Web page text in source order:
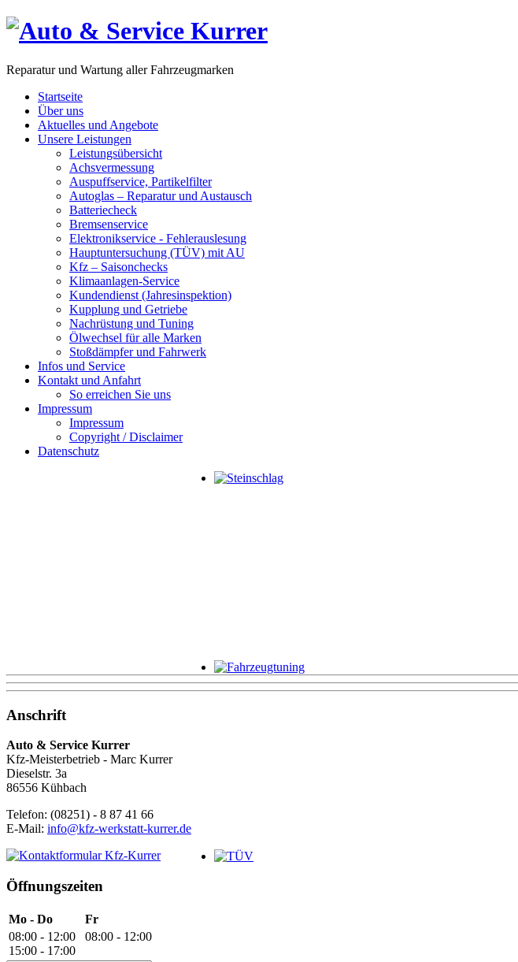
Reparatur und Wartung aller Fahrzeugmarken
Startseite
Über uns
Aktuelles und Angebote
Unsere Leistungen
Leistungsübersicht
Achsvermessung
Auspuffservice, Partikelfilter
Autoglas – Reparatur und Austausch
Batteriecheck
Bremsenservice
Elektronikservice - Fehlerauslesung
Hauptuntersuchung (TÜV) mit AU
Kfz – Saisonchecks
Klimaanlagen-Service
Kundendienst (Jahresinspektion)
Kupplung und Getriebe
Nachrüstung und Tuning
Ölwechsel für alle Marken
Stoßdämpfer und Fahrwerk
Infos und Service
Kontakt und Anfahrt
So erreichen Sie uns
Impressum
Impressum
Copyright / Disclaimer
Datenschutz
Anschrift
Auto & Service Kurrer
Kfz-Meisterbetrieb - Marc Kurrer
Dieselstr. 3a
86556 Kühbach
Telefon: (08251) - 8 87 41 66
E-Mail: info@kfz-werkstatt-kurrer.de
Öffnungszeiten
Mo - Do
Fr
08:00 - 12:00
15:00 - 17:00
08:00 - 12:00